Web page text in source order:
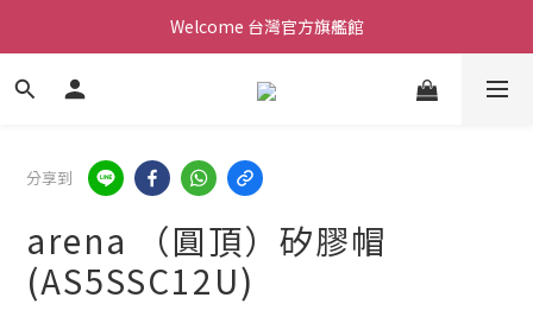
Welcome 台灣官方旗艦館
Welcome 台灣官方旗艦館
新會員加入現領折價200元。立即抵用。
分享到
arena （圓頂）矽膠帽
(AS5SSC12U)